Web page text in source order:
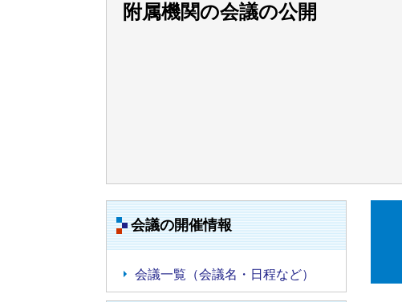
附属機関の会議の公開
会議の開催情報
会議一覧（会議名・日程など）